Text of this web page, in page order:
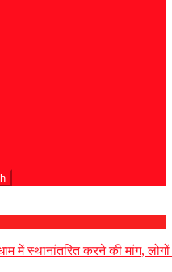
में स्थानांतरित करने की मांग,